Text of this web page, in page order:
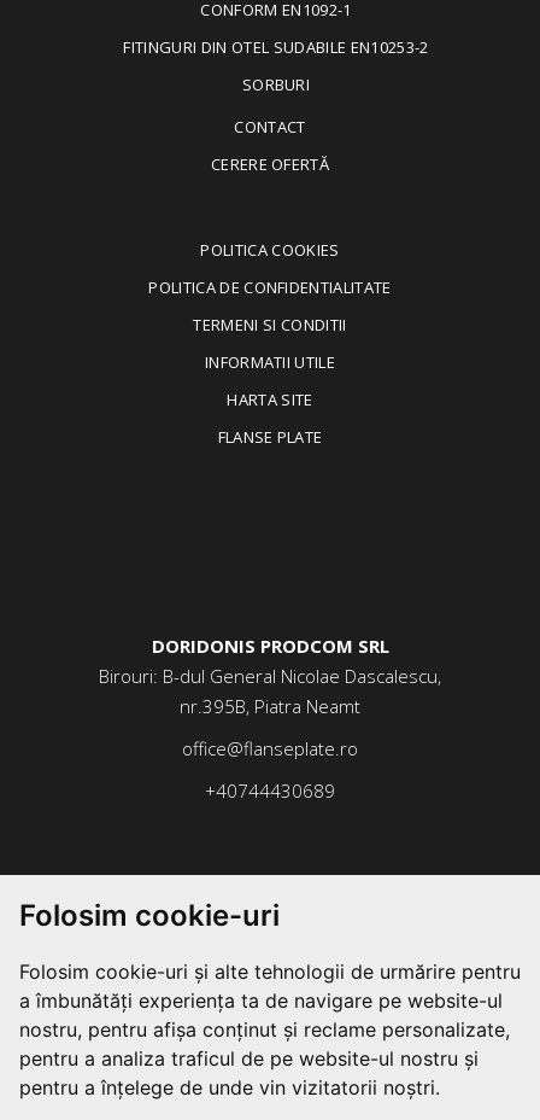
Folosim cookie-uri
Folosim cookie-uri și alte tehnologii de urmărire pentru
a îmbunătăți experiența ta de navigare pe website-ul
nostru, pentru afișa conținut și reclame personalizate,
pentru a analiza traficul de pe website-ul nostru și
pentru a înțelege de unde vin vizitatorii noștri.
CONFORM EN1092-1
FITINGURI DIN OTEL SUDABILE EN10253-2
SORBURI
CONTACT
CERERE OFERTĂ
POLITICA COOKIES
POLITICA DE CONFIDENTIALITATE
TERMENI SI CONDITII
INFORMATII UTILE
HARTA SITE
FLANSE PLATE
DORIDONIS PRODCOM SRL
Birouri: B-dul General Nicolae Dascalescu,
nr.395B, Piatra Neamt
office@flanseplate.ro
+40744430689